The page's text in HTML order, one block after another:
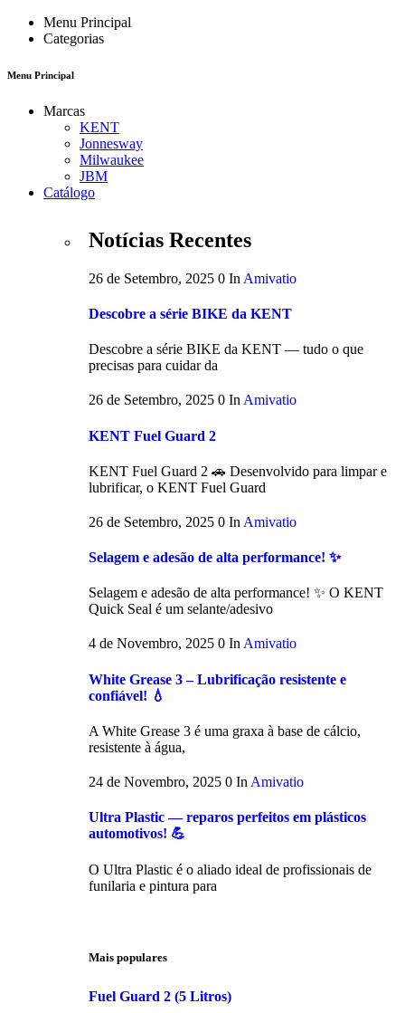
Menu Principal
Categorias
Menu Principal
Marcas
KENT
Jonnesway
Milwaukee
JBM
Catálogo
Notícias Recentes
26 de Setembro, 2025 0 In Amivatio
Descobre a série BIKE da KENT
Descobre a série BIKE da KENT — tudo o que
precisas para cuidar da
26 de Setembro, 2025 0 In Amivatio
KENT Fuel Guard 2
KENT Fuel Guard 2 🚗 Desenvolvido para limpar e
lubrificar, o KENT Fuel Guard
26 de Setembro, 2025 0 In Amivatio
Selagem e adesão de alta performance! ✨
Selagem e adesão de alta performance! ✨ O KENT
Quick Seal é um selante/adesivo
4 de Novembro, 2025 0 InAmivatio
White Grease 3 – Lubrificação resistente e
confiável! 💧
A White Grease 3 é uma graxa à base de cálcio,
resistente à água,
24 de Novembro, 2025 0 In Amivatio
Ultra Plastic — reparos perfeitos em plásticos
automotivos! 💪
O Ultra Plastic é o aliado ideal de profissionais de
funilaria e pintura para
Mais populares
Fuel Guard 2 (5 Litros)